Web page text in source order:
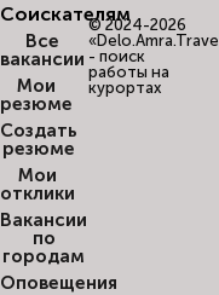
Соискателям
Все
вакансии
Мои
резюме
Создать
резюме
Мои
отклики
Вакансии
по
городам
Оповещения
© 2024-2026
- поиск
работы на
курортах